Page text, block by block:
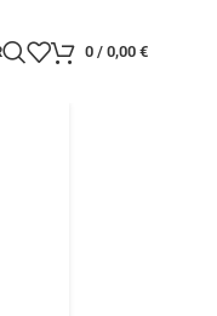
0 / 0,00 €